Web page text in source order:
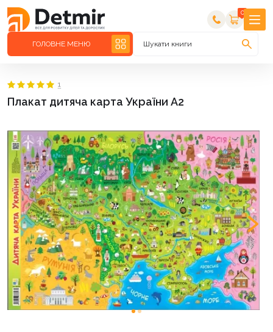
0
ГОЛОВНЕ МЕНЮ Шукати книги
Плакат дитяча карта України А2
1